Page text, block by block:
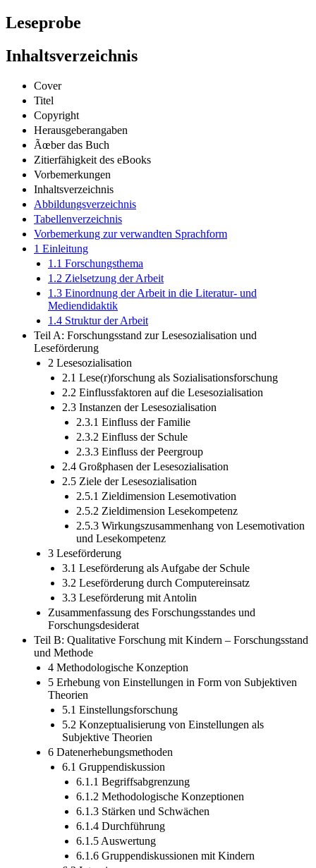
Leseprobe
Cover
Titel
Copyright
Herausgeberangaben
Ãœber das Buch
Zitierfähigkeit des eBooks
Vorbemerkungen
Inhaltsverzeichnis
Abbildungsverzeichnis
Tabellenverzeichnis
Vorbemerkung zur verwandten Sprachform
1 Einleitung
1.1 Forschungsthema
1.2 Zielsetzung der Arbeit
1.3 Einordnung der Arbeit in die Literatur- und
Mediendidaktik
1.4 Struktur der Arbeit
Teil A: Forschungsstand zur Lesesozialisation und
Leseförderung
2 Lesesozialisation
2.1 Lese(r)forschung als Sozialisationsforschung
2.2 Einflussfaktoren auf die Lesesozialisation
2.3 Instanzen der Lesesozialisation
2.3.1 Einfluss der Familie
2.3.2 Einfluss der Schule
2.3.3 Einfluss der Peergroup
2.4 Großphasen der Lesesozialisation
2.5 Ziele der Lesesozialisation
2.5.1 Zieldimension Lesemotivation
2.5.2 Zieldimension Lesekompetenz
2.5.3 Wirkungszusammenhang von Lesemotivation
und Lesekompetenz
3 Leseförderung
3.1 Leseförderung als Aufgabe der Schule
3.2 Leseförderung durch Computereinsatz
3.3 Leseförderung mit Antolin
Zusammenfassung des Forschungsstandes und
Forschungsdesiderat
Teil B: Qualitative Forschung mit Kindern – Forschungsstand
und Methode
4 Methodologische Konzeption
5 Erhebung von Einstellungen in Form von Subjektiven
Theorien
5.1 Einstellungsforschung
5.2 Konzeptualisierung von Einstellungen als
Subjektive Theorien
6 Datenerhebungsmethoden
6.1 Gruppendiskussion
6.1.1 Begriffsabgrenzung
6.1.2 Methodologische Konzeptionen
6.1.3 Stärken und Schwächen
6.1.4 Durchführung
6.1.5 Auswertung